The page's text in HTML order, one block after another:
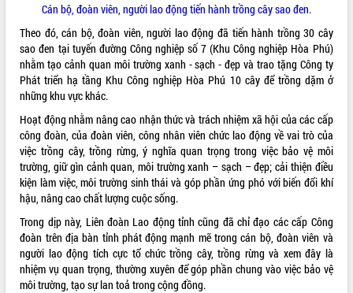
VIDEO
Cán bộ, đoàn viên, người lao động tiến hành trồng cây sao đen.
Theo đó, cán bộ, đoàn viên, người lao động đã tiến hành trồng 30 cây
sao đen tại tuyến đường Công nghiệp số 7 (Khu Công nghiệp Hòa Phú)
nhằm tạo cảnh quan môi trường xanh - sạch - đẹp và trao tặng Công ty
Phát triển hạ tầng Khu Công nghiệp Hòa Phú 10 cây để trồng dặm ở
những khu vực khác.
Hoạt động nhằm nâng cao nhận thức và trách nhiệm xã hội của các cấp
công đoàn, của đoàn viên, công nhân viên chức lao động về vai trò của
việc trồng cây, trồng rừng, ý nghĩa quan trọng trong việc bảo vệ môi
trường, giữ gìn cảnh quan, môi trường xanh – sạch – đẹp; cải thiện điều
kiện làm việc, môi trường sinh thái và góp phần ứng phó với biến đổi khí
hậu, nâng cao chất lượng cuộc sống.
Trong dịp này, Liên đoàn Lao động tỉnh cũng đã chỉ đạo các cấp Công
đoàn trên địa bàn tỉnh phát động mạnh mẽ trong cán bộ, đoàn viên và
người lao động tích cực tổ chức trồng cây, trồng rừng và xem đây là
nhiệm vụ quan trọng, thường xuyên để góp phần chung vào việc bảo vệ
môi trường, tạo sự lan toả trong cộng đồng.